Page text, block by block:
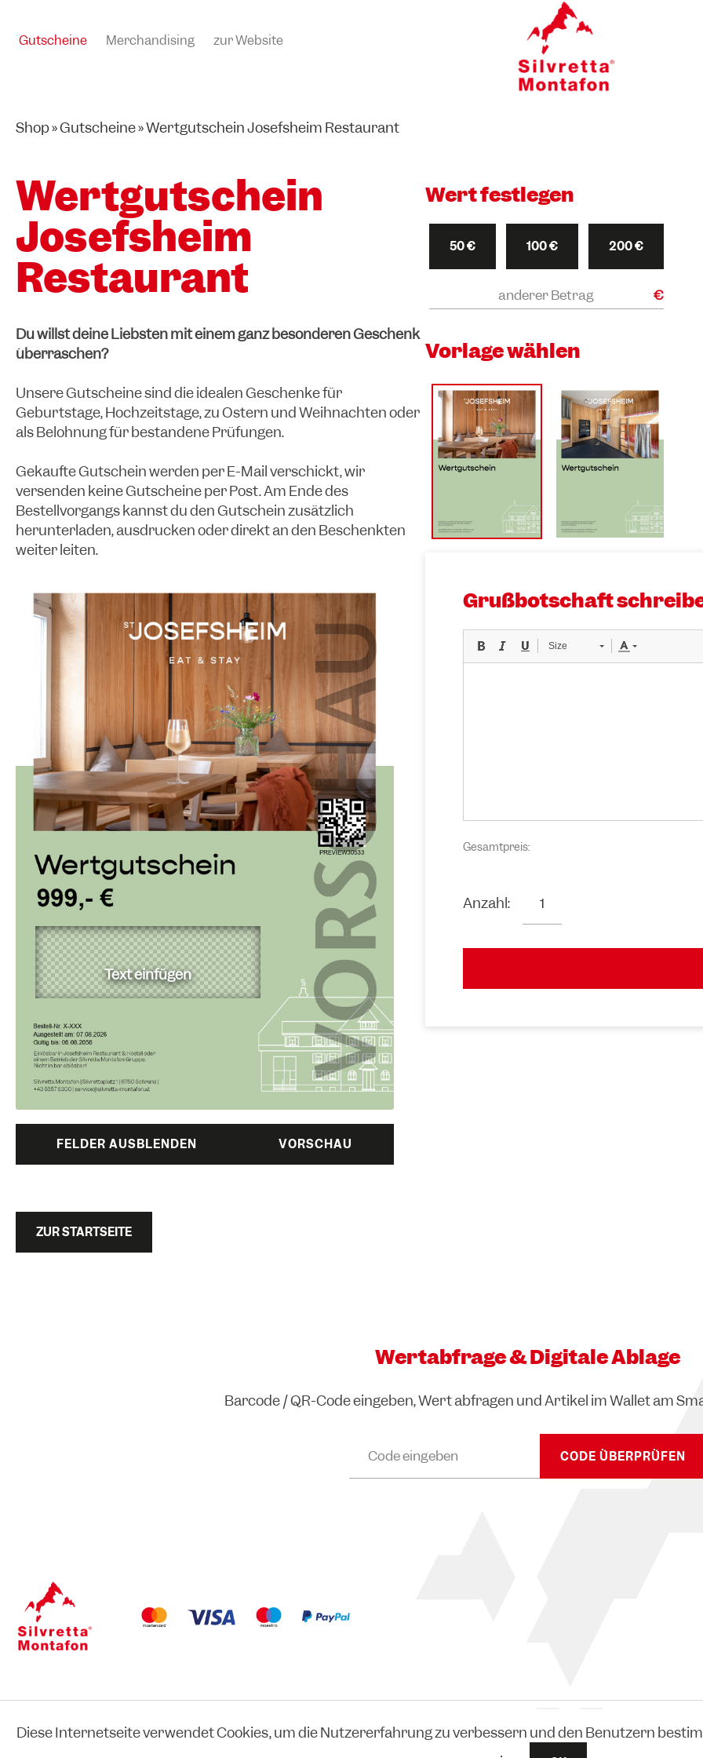
Gutscheine Merchandising zur Website
Shop»Gutscheine»Wertgutschein Josefsheim Restaurant
Wertgutschein
Josefsheim
Restaurant
Du willst deine Liebsten mit einem ganz besonderen Geschenk
überraschen?
Unsere Gutscheine sind die idealen Geschenke für
Geburtstage, Hochzeitstage, zu Ostern und Weihnachten oder
als Belohnung für bestandene Prüfungen.
Gekaufte Gutschein werden per E-Mail verschickt, wir
versenden keine Gutscheine per Post. Am Ende des
Bestellvorgangs kannst du den Gutschein zusätzlich
herunterladen, ausdrucken oder direkt an den Beschenkten
weiter leiten.
FELDER AUSBLENDEN VORSCHAU
Wert festlegen
50 € 100 € 200 €
€
Vorlage wählen
Grußbotschaft
Size
Gesamtpreis:
Anzahl:
ZUR STARTSEITE
Wertabfrage & Digitale Ablage
Barcode / QR-Code eingeben, Wert abfragen und Artikel im Wallet am
CODE ÜBERPRÜFEN
eCommerce-System by
Widerruf Versand
Diese Internetseite verwendet Cookies, um die Nutzererfahrung zu verbessern und den Benutzern